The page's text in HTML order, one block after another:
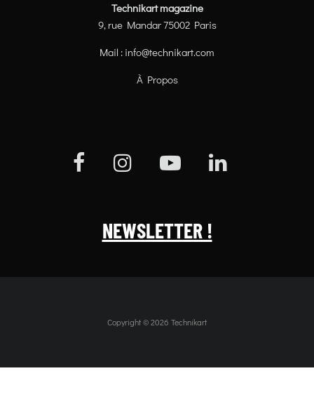
Technikart magazine
9, rue Mandar 75002 Paris
Mail : info@technikart.com
À Propos
NEWSLETTER !
Copyright © 2026 Technikart